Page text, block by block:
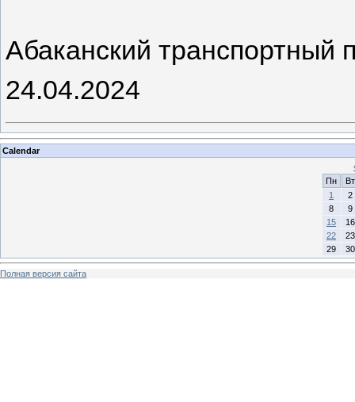
Абаканский
24.04.2024
Calendar
Пн
Вт
1
2
8
9
15
16
22
23
29
30
Полная версия сайта